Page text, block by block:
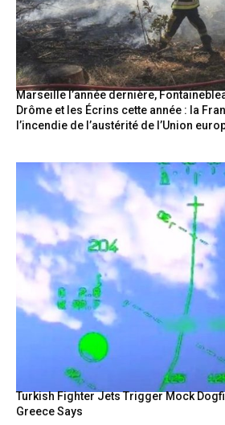
Marseille l’année dernière,
Drôme et les Écrins cette année : la
l’incendie de l’austérité de l’Union
Turkish Fighter Jets Trigger Mock
Greece Says